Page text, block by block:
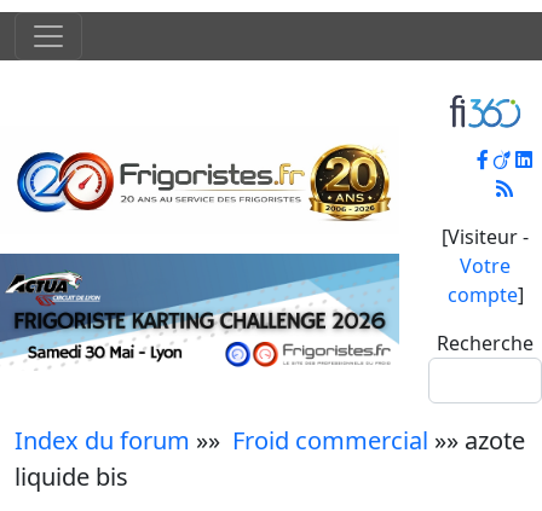
[Visiteur -
Votre
compte]
Recherche
Index du forum »» Froid commercial »» azote
liquide bis